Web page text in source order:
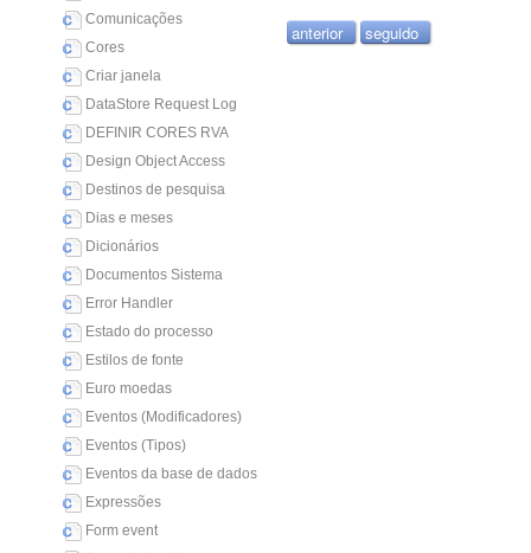
Comunicações
Cores
Criar janela
DataStore Request Log
DEFINIR CORES RVA
Design Object Access
Destinos de pesquisa
Dias e meses
Dicionários
Documentos Sistema
Error Handler
Estado do processo
Estilos de fonte
Euro moedas
Eventos (Modificadores)
Eventos (Tipos)
Eventos da base de dados
Expressões
Form event
anterior seguido